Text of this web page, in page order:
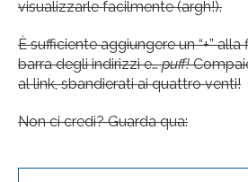
visualizzarle facilmente (argh!).
È sufficiente aggiungere un “+”
barra degli indirizzi e…puff!
al link, sbandierati ai quattro venti!
Non ci credi? Guarda qua: